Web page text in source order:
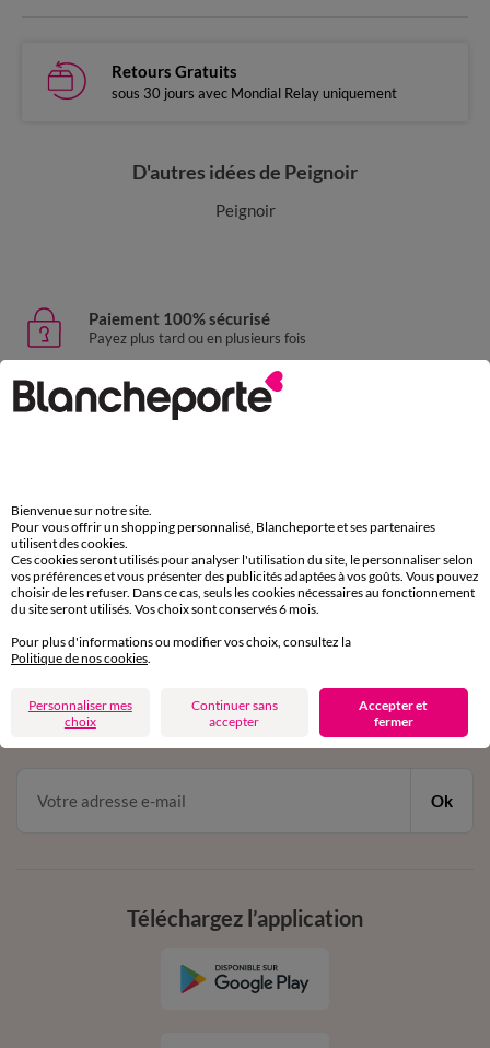
Retours Gratuits
sous 30 jours avec Mondial Relay uniquement
D'autres idées de Peignoir
Peignoir
Paiement 100% sécurisé
Payez plus tard ou en plusieurs fois
Livraison express
domicile, relais, consignes automatiques
Service clients
par chat et par téléphone
de 8h00 à 20h00 du lundi au samedi
en vous inscrivant à la newsletter
dès 20€ d’achat
conditions dans votre email de confirmation
Ok
Téléchargez l’application
Bienvenue sur notre site.
Pour vous offrir un shopping personnalisé, Blancheporte et ses partenaires
utilisent des cookies.
Ces cookies seront utilisés pour analyser l'utilisation du site, le personnaliser selon
vos préférences et vous présenter des publicités adaptées à vos goûts. Vous pouvez
choisir de les refuser. Dans ce cas, seuls les cookies nécessaires au fonctionnement
du site seront utilisés. Vos choix sont conservés 6 mois.
Pour plus d'informations ou modifier vos choix, consultez la
Politique de nos cookies.
Personnaliser mes
choix
Continuer sans
accepter
Accepter et
fermer